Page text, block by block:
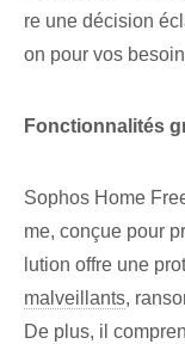
re une décision
on pour vos
Fonctionnalités
Sophos Home
me, conçue pour
lution offre une
malveillants,
De plus, il